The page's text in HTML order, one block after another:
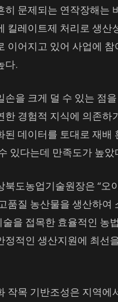
히 문제되는 연작장해는
킬레이트제 처리로 생산
이어지고 있어 사업에
다.
손을 크게 덜 수 있는 점
한 경험적 지식에 의존하
된 데이터를 토대로 재배
있다는데 만족도가 높았
북도농업기술원장은 “오
품질 농산물을 생산하여
술을 접목한 효율적인 농
정적인 생산지원에 최선
작목 기반조성은 지역에